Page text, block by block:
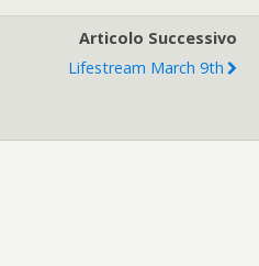
Articolo Successivo
Lifestream March 9th